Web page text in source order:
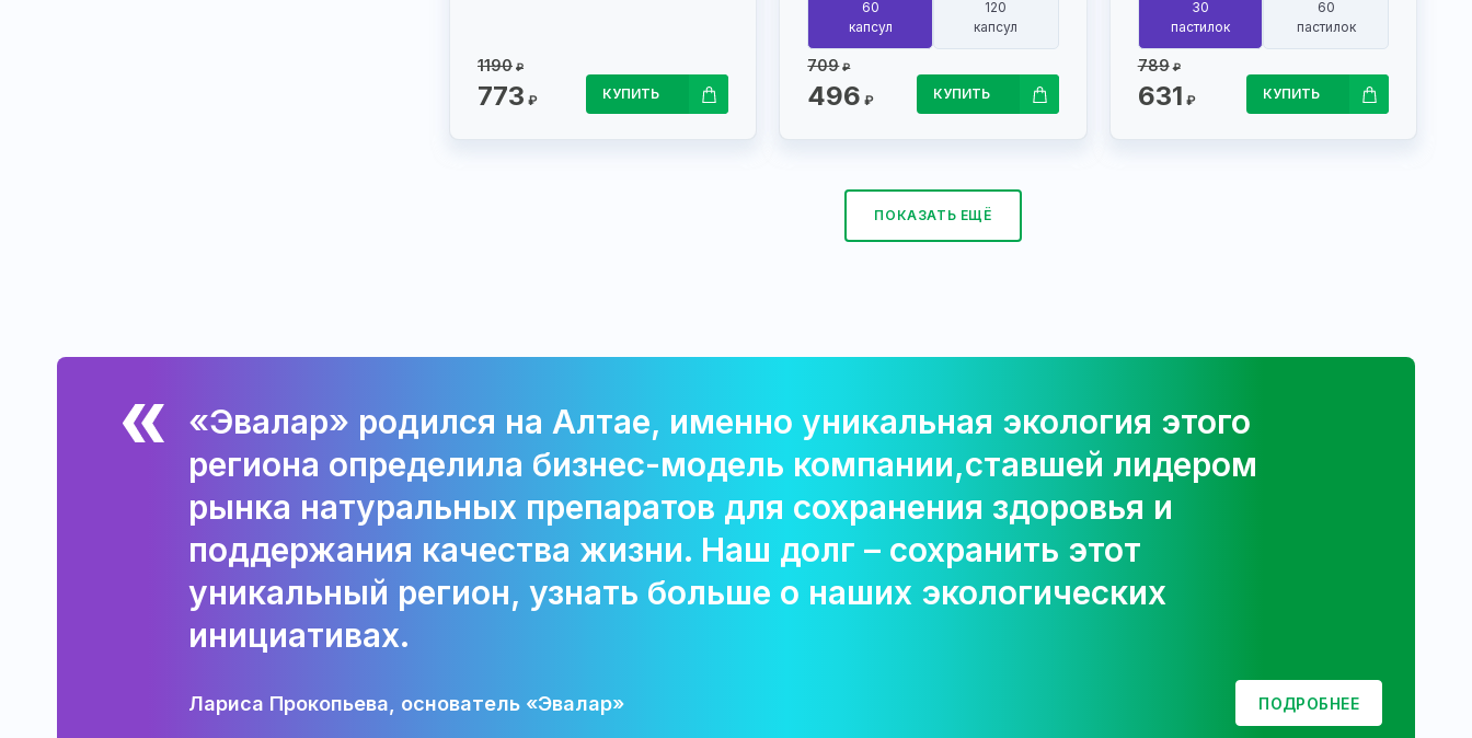
1190 ₽
773 ₽ КУПИТЬ
60
капсул
120
капсул
709 ₽
496 ₽ КУПИТЬ
30
пастилок
60
пастилок
789 ₽
631 ₽ КУПИТЬ
ПОКАЗАТЬ ЕЩЁ
«Эвалар» родился на Алтае, именно уникальная экология этого
региона определила бизнес-модель компании,ставшей лидером
рынка натуральных препаратов для сохранения здоровья и
поддержания качества жизни. Наш долг – сохранить этот
уникальный регион, узнать больше о наших экологических
инициативах.
Лариса Прокопьева, основатель «Эвалар» ПОДРОБНЕЕ